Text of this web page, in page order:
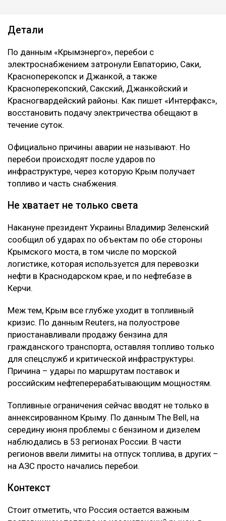
Детали
По данным «Крымэнерго», перебои с
электроснабжением затронули Евпаторию, Саки,
Красноперекопск и Джанкой, а также
Красноперекопский, Сакский, Джанкойский и
Красногвардейский районы. Как пишет «Интерфакс»,
восстановить подачу электричества обещают в
течение суток.
Официально причины аварии не называют. Но
перебои происходят после ударов по
инфраструктуре, через которую Крым получает
топливо и часть снабжения.
Не хватает не только света
Накануне президент Украины Владимир Зеленский
сообщил об ударах по объектам по обе стороны
Крымского моста, в том числе по морской
логистике, которая используется для перевозки
нефти в Краснодарском крае, и по нефтебазе в
Керчи.
Меж тем, Крым все глубже уходит в топливный
кризис. По данным Reuters, на полуострове
приостанавливали продажу бензина для
гражданского транспорта, оставляя топливо только
для спецслужб и критической инфраструктуры.
Причина – удары по маршрутам поставок и
российским нефтеперерабатывающим мощностям.
Топливные ограничения сейчас вводят не только в
аннексированном Крыму. По данным The Bell, на
середину июня проблемы с бензином и дизелем
наблюдались в 53 регионах России. В части
регионов ввели лимиты на отпуск топлива, в других –
на АЗС просто начались перебои.
Контекст
Стоит отметить, что Россия остается важным